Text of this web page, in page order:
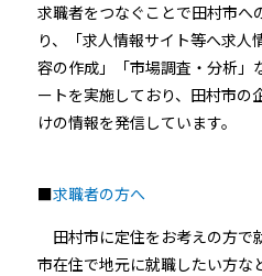
求職者をつなぐことで田村市へ
り、「求人情報サイト等へ求人
容の作成」「市場調査・分析」
ートを実施しており、田村市の
けの情報を発信しています。
■求職者の方へ
田村市に定住をお考えの方で
市在住で地元に就職したい方な